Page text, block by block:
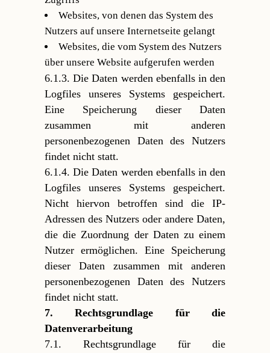
Websites, von denen das System des
Nutzers auf unsere Internetseite gelangt
Websites, die vom System des Nutzers
über unsere Website aufgerufen werden
6.1.3. Die Daten werden ebenfalls in den
Logfiles unseres Systems gespeichert.
Eine Speicherung dieser Daten
zusammen mit anderen
personenbezogenen Daten des Nutzers
findet nicht statt.
6.1.4. Die Daten werden ebenfalls in den
Logfiles unseres Systems gespeichert.
Nicht hiervon betroffen sind die IP-
Adressen des Nutzers oder andere Daten,
die die Zuordnung der Daten zu einem
Nutzer ermöglichen. Eine Speicherung
dieser Daten zusammen mit anderen
personenbezogenen Daten des Nutzers
findet nicht statt.
7. Rechtsgrundlage für die
Datenverarbeitung
7.1. Rechtsgrundlage für die